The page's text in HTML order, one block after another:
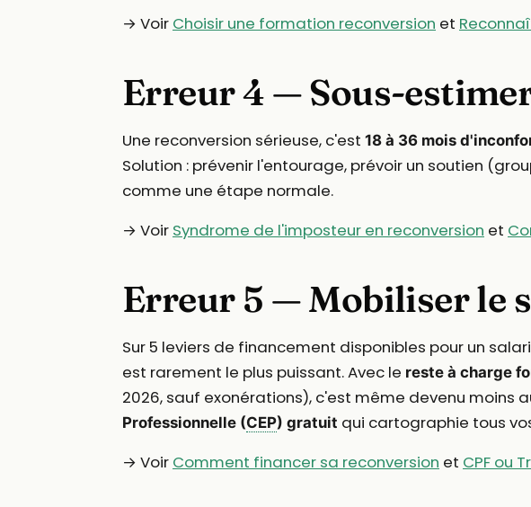
→ Voir Choisir une formation reconversion et
Erreur 4 — Sous-
Une reconversion sérieuse, c'est 18 à 36 mois
Solution : prévenir l'entourage, prévoir un soutien
comme une étape normale.
→ Voir Syndrome de l'imposteur en reconversion et
Erreur 5 — Mobiliser le
Sur 5 leviers de financement disponibles pour un
est rarement le plus puissant. Avec le reste à charge
2026, sauf exonérations), c'est même devenu moins
Professionnelle (CEP) gratuit qui cartographie tous
→ Voir Comment financer sa reconversion et CPF ou